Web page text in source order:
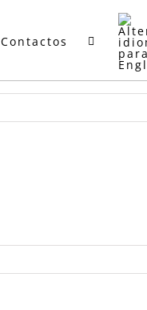
Contactos